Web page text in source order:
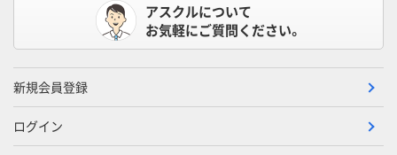
アスクルについて
お気軽にご質問ください。
新規会員登録
ログイン